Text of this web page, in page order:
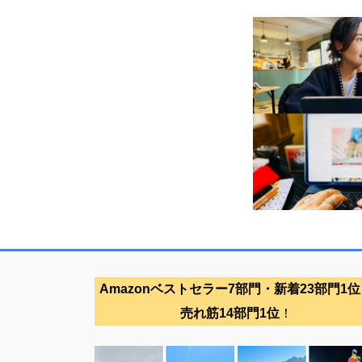
Amazonベストセラー7部門・新着23部門1
売れ筋14部門1位！